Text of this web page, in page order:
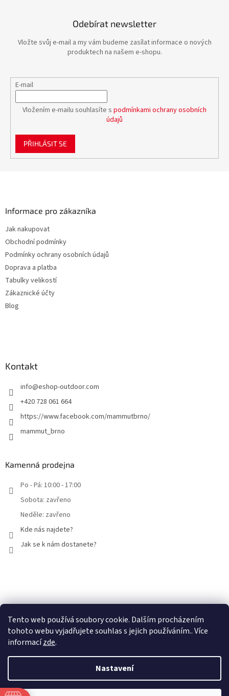
Tento web používá soubory cookie. Dalším procházením
tohoto webu vyjadřujete souhlas s jejich používáním.. Více
informacízde.
Nastavení
Odebírat newsletter
Vložte svůj e-mail a my vám budeme zasílat informace o nových
produktech na našem e-shopu.
E-mail
Vložením e-mailu souhlasíte s podmínkami ochrany osobních
údajů
PŘIHLÁSIT SE
Informace pro zákazníka
Jak nakupovat
Obchodní podmínky
Podmínky ochrany osobních údajů
Doprava a platba
Tabulky velikostí
Zákaznické účty
Blog
Kontakt
info@eshop-outdoor.com
+420 728 061 664
https://www.facebook.com/mammutbrno/
mammut_brno
Kamenná prodejna
Po - Pá: 10:00 - 17:00
Sobota: zavřeno
Neděle: zavřeno
Kde nás najdete?
Jak se k nám dostanete?
Facebook
Vytvořil Shoptet